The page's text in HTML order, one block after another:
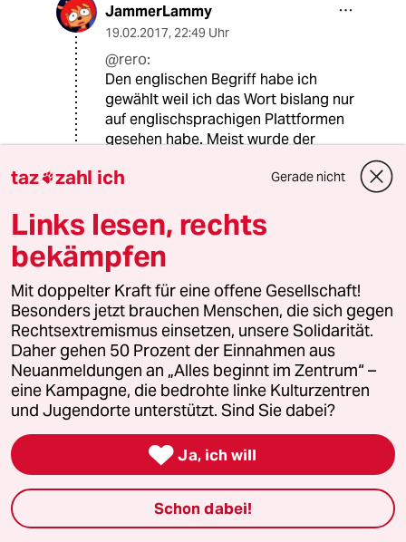
JammerLammy
19.02.2017, 22:49 Uhr
@rero:
Den englischen Begriff habe ich
gewählt weil ich das Wort bislang nur
auf englischsprachigen Plattformen
gesehen habe. Meist wurde der
vergewaltigt wurden als Bezeichnung
nicht drüber urteilen. Ich wäre wie
bereits gesagt eher dafür dass wir
uns damit auseinandersetzen
weshalb wir den Begriff Opfer als so
abwertend empfinden.
3G 36855 (Profil gelöscht)
19.02.2017,15:58 Uhr
Erlebende gleich Erlebnis?
DAS GEHT GAR NICHT!
Überlebende wäre dann geeigneter.
Ich hoffe, niemand schliesst sich diesem
vorgeschlagenen Begriff an.
taz zahl ich Gerade nicht
Links lesen, rechts
bekämpfen
Mit doppelter Kraft für eine offene Gesellschaft!
Besonders jetzt brauchen Menschen, die sich gegen
Rechtsextremismus einsetzen, unsere Solidarität.
Daher gehen 50 Prozent der Einnahmen aus
Neuanmeldungen an „Alles beginnt im Zentrum“ –
eine Kampagne, die bedrohte linke Kulturzentren
und Jugendorte unterstützt. Sind Sie dabei?
 Ja, ich will
Schon dabei!